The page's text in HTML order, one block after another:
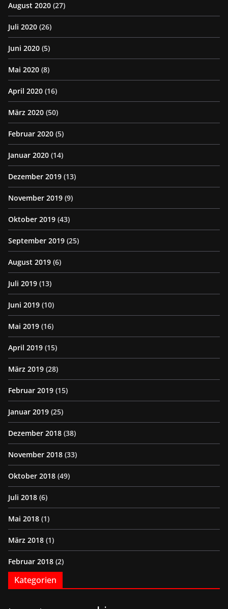
August 2020 (27)
Juli 2020 (26)
Juni 2020 (5)
Mai 2020 (8)
April 2020 (16)
März 2020 (50)
Februar 2020 (5)
Januar 2020 (14)
Dezember 2019 (13)
November 2019 (9)
Oktober 2019 (43)
September 2019 (25)
August 2019 (6)
Juli 2019 (13)
Juni 2019 (10)
Mai 2019 (16)
April 2019 (15)
März 2019 (28)
Februar 2019 (15)
Januar 2019 (25)
Dezember 2018 (38)
November 2018 (33)
Oktober 2018 (49)
Juli 2018 (6)
Mai 2018 (1)
März 2018 (1)
Februar 2018 (2)
Kategorien